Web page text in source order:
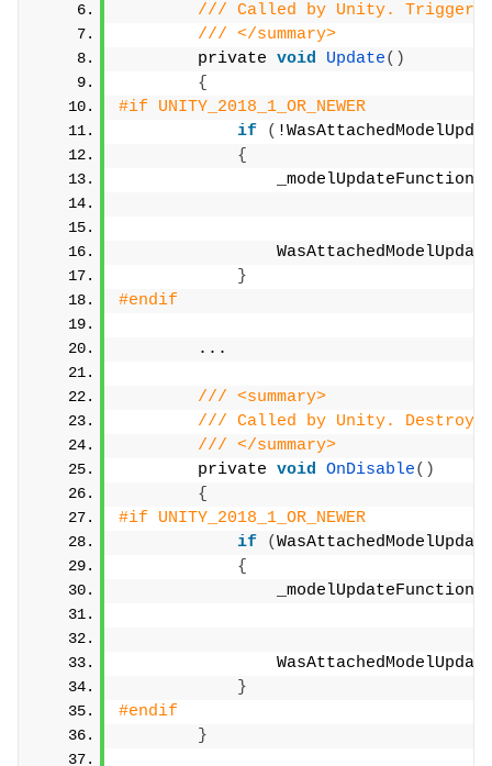
/// Called by Unity. Triggers
/// </summary>
        private
void Update()
{
#if UNITY_2018_1_OR_NEWER
if
(
{
_modelUpdateFunctions
}
#endif
        ...
/// <summary>
/// Called by Unity. Destroys
/// </summary>
        private
void OnDisable()
{
#if UNITY_2018_1_OR_NEWER
if
(
{
_modelUpdateFunctions
}
#endif
}